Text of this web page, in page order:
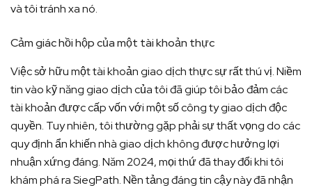
và tôi tránh xa nó.
Cảm giác hồi hộp của một tài khoản thực
Việc sở hữu một tài khoản giao dịch thực sự rất thú vị. Niềm
tin vào kỹ năng giao dịch của tôi đã giúp tôi bảo đảm các
tài khoản được cấp vốn với một số công ty giao dịch độc
quyền. Tuy nhiên, tôi thường gặp phải sự thất vọng do các
quy định ẩn khiến nhà giao dịch không được hưởng lợi
nhuận xứng đáng. Năm 2024, mọi thứ đã thay đổi khi tôi
khám phá ra SiegPath. Nền tảng đáng tin cậy này đã nhận